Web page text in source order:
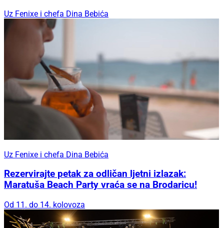
Uz Fenixe i chefa Dina Bebića
Uz Fenixe i chefa Dina Bebića
Rezervirajte petak za odličan ljetni izlazak:
Maratuša Beach Party vraća se na Brodaricu!
Od 11. do 14. kolovoza